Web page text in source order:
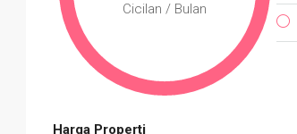
Cicilan / Bulan
Harga Properti